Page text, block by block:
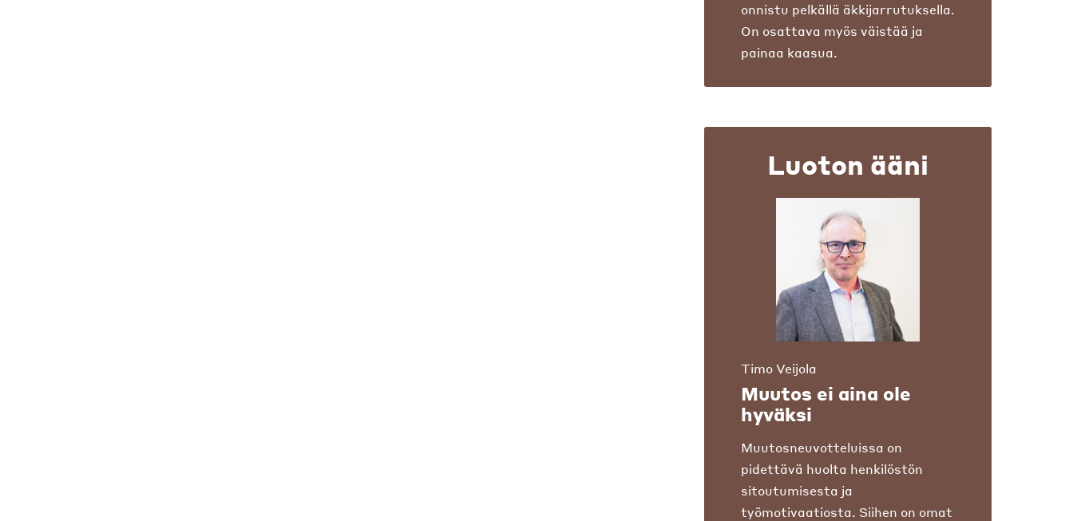
onnistu pelkällä äkkijarrutuksella.
On osattava myös väistää ja
painaa kaasua.
Luoton ääni
Timo Veijola
Muutos ei aina ole
hyväksi
Muutosneuvotteluissa on
pidettävä huolta henkilöstön
sitoutumisesta ja
työmotivaatiosta. Siihen on omat